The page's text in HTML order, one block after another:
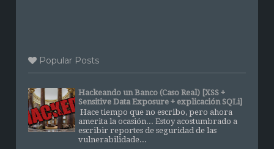
Popular Posts
Hackeando un Banco (Caso Real) [XSS +
Sensitive Data Exposure + explicación SQLi]
Hace tiempo que no escribo, pero ahora
amerita la ocasión... Estoy acostumbrado a
escribir reportes de seguridad de las
vulnerabilidade...